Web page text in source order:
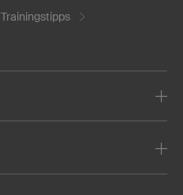
Trainingstipps